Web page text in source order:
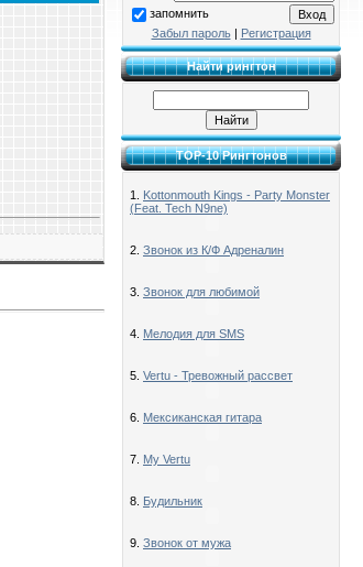
запомнить
Забыл пароль| Регистрация
Найти рингтон
TOP-10 Рингтонов
1. Kottonmouth Kings - Party Monster
(Feat. Tech N9ne)
2. Звонок из К/Ф Адреналин
3. Звонок для любимой
4. Мелодия для SMS
5. Vertu - Тревожный рассвет
6. Мексиканская гитара
7. My Vertu
8. Будильник
9. Звонок от мужа